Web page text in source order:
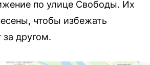
по улице Свободы. Их
чтобы избежать
за другом.